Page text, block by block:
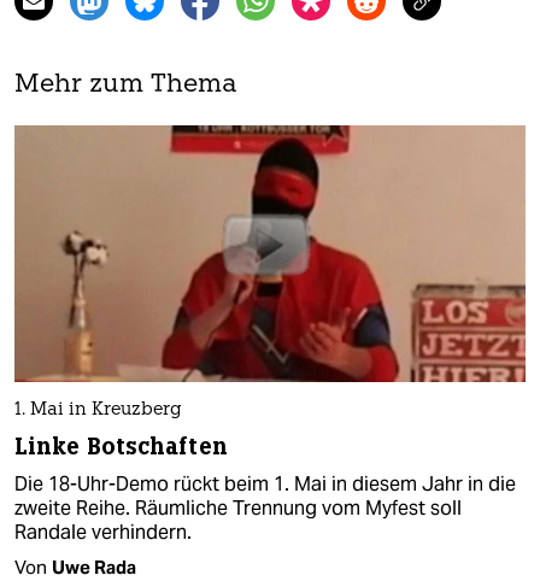
Mehr zum Thema
1. Mai in Kreuzberg
Linke Botschaften
Die 18-Uhr-Demo rückt beim 1. Mai in diesem Jahr in die
zweite Reihe. Räumliche Trennung vom Myfest soll
Randale verhindern.
Von Uwe Rada